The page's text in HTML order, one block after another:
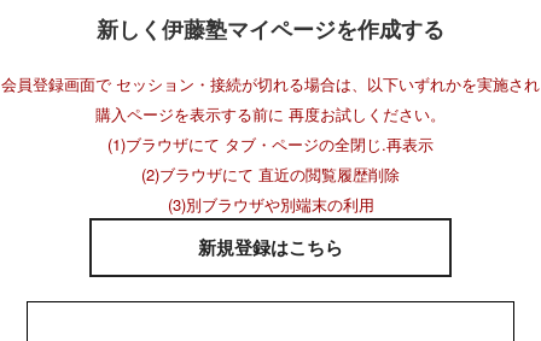
新しく伊藤塾マイページを作成する
会員登録画面で セッション・接続が切れる場合は、以下いずれかを実施され
購入ページを表示する前に 再度お試しください。
(1)ブラウザにて タブ・ページの全閉じ.再表示
(2)ブラウザにて 直近の閲覧履歴削除
(3)別ブラウザや別端末の利用
新規登録はこちら